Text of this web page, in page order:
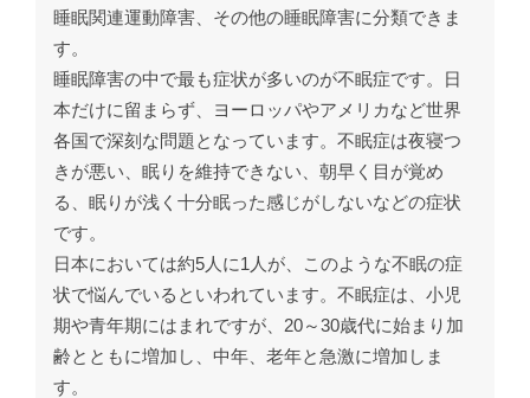
睡眠関連運動障害、その他の睡眠障害に分類できま
す。
睡眠障害の中で最も症状が多いのが不眠症です。日
本だけに留まらず、ヨーロッパやアメリカなど世界
各国で深刻な問題となっています。不眠症は夜寝つ
きが悪い、眠りを維持できない、朝早く目が覚め
る、眠りが浅く十分眠った感じがしないなどの症状
です。
日本においては約5人に1人が、このような不眠の症
状で悩んでいるといわれています。不眠症は、小児
期や青年期にはまれですが、20～30歳代に始まり加
齢とともに増加し、中年、老年と急激に増加しま
す。